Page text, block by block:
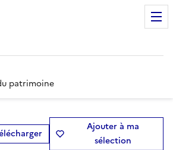
patrimoine
Ajouter à ma
sélection